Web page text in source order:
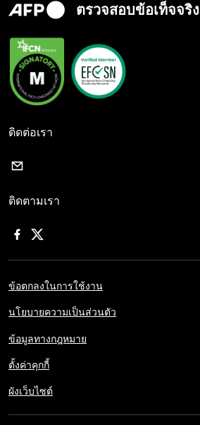
ตรวจสอบข้อเท็จจริง
ติดต่อเรา
ติดตามเรา
ข้อตกลงในการใช้งาน
นโยบายความเป็นส่วนตัว
ข้อมูลทางกฎหมาย
ตั้งค่าคุกกี้
ผังเว็บไซต์